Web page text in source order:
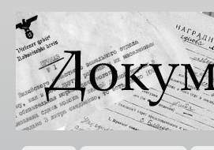
Документы
XX века
Всемирная
история в
Интернете